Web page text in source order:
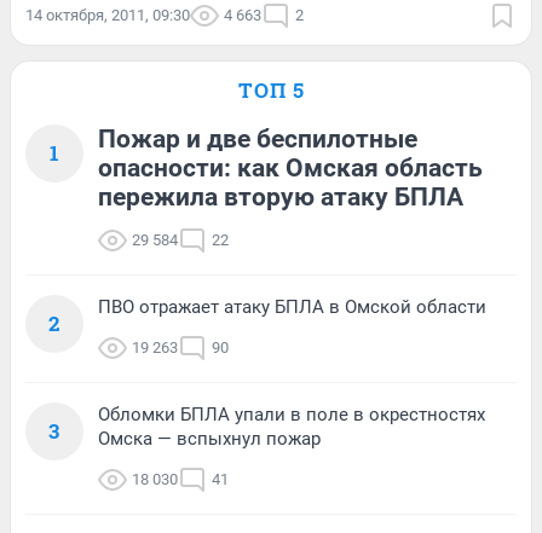
14 октября, 2011, 09:30 4 663 2
ТОП 5
1
Пожар и две беспилотные
опасности: как Омская область
пережила вторую атаку БПЛА
29 584 22
2
ПВО отражает атаку БПЛА в Омской области
19 263 90
3
Обломки БПЛА упали в поле в окрестностях
Омска — вспыхнул пожар
18 030 41